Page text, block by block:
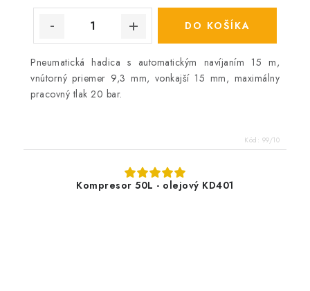
DO KOŠÍKA
Pneumatická hadica s automatickým navíjaním 15 m,
vnútorný priemer 9,3 mm, vonkajší 15 mm, maximálny
pracovný tlak 20 bar.
Kód: 99/10
Kompresor 50L - olejový KD401